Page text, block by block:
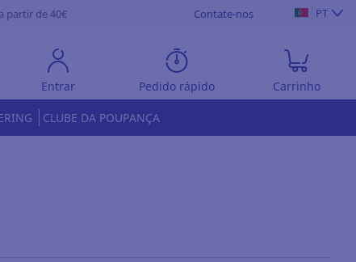
partir de 40€ Contate-nos PT
Entrar Pedido rápido Carrinho
CLUBE DA POUPANÇA